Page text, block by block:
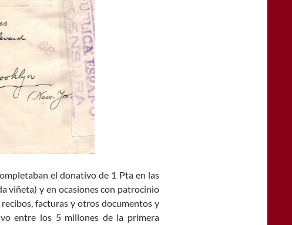
el donativo de 1 Pta en las
viñeta) y en ocasiones con patrocinio
facturas y otros documentos y
entre los 5 millones de la primera